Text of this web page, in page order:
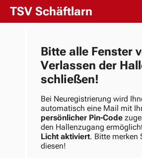
TSV Schäftlarn
Bitte alle Fenster
Verlassen der
schließen!
Bei Neuregistrierung wird
automatisch eine Mail mit
persönlicher Pin-Code
den Hallenzugang
Licht aktiviert. Bitte merken
diesen!